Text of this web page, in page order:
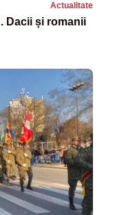
Actualitate
Dacii și romanii